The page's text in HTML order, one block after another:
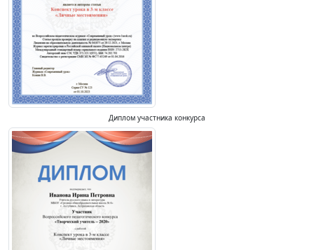
Диплом участника конкурса